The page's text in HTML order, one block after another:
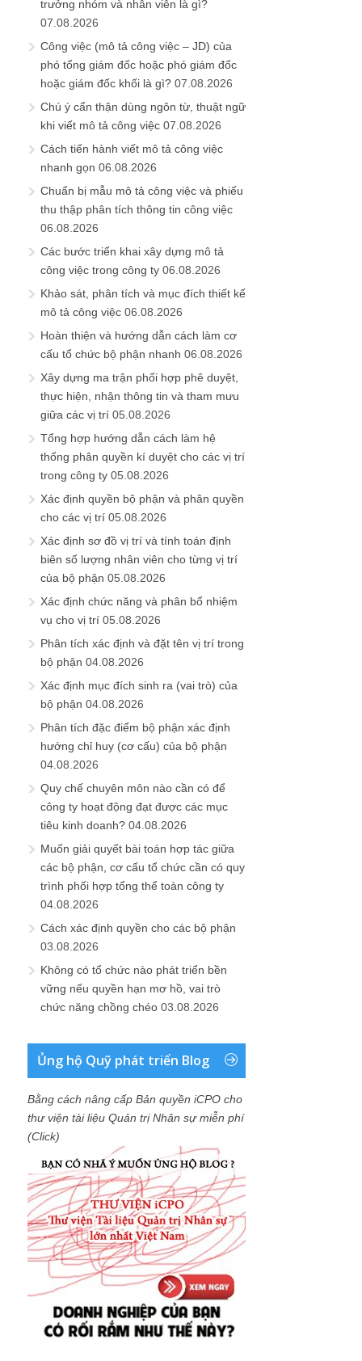
trưởng nhóm và nhân viên là gì?
07.08.2026
Công việc (mô tả công việc – JD) của
phó tổng giám đốc hoặc phó giám đốc
hoặc giám đốc khối là gì? 07.08.2026
Chú ý cẩn thận dùng ngôn từ, thuật ngữ
khi viết mô tả công việc 07.08.2026
Cách tiến hành viết mô tả công việc
nhanh gọn 06.08.2026
Chuẩn bị mẫu mô tả công việc và phiếu
thu thập phân tích thông tin công việc
06.08.2026
Các bước triển khai xây dựng mô tả
công việc trong công ty 06.08.2026
Khảo sát, phân tích và mục đích thiết kế
mô tả công việc 06.08.2026
Hoàn thiện và hướng dẫn cách làm cơ
cấu tổ chức bộ phận nhanh 06.08.2026
Xây dựng ma trận phối hợp phê duyệt,
thực hiện, nhận thông tin và tham mưu
giữa các vị trí 05.08.2026
Tổng hợp hướng dẫn cách làm hệ
thống phân quyền kí duyệt cho các vị trí
trong công ty 05.08.2026
Xác định quyền bộ phận và phân quyền
cho các vị trí 05.08.2026
Xác định sơ đồ vị trí và tính toán định
biên số lượng nhân viên cho từng vị trí
của bộ phận 05.08.2026
Xác định chức năng và phân bổ nhiệm
vụ cho vị trí 05.08.2026
Phân tích xác định và đặt tên vị trí trong
bộ phận 04.08.2026
Xác định mục đích sinh ra (vai trò) của
bộ phận 04.08.2026
Phân tích đặc điểm bộ phận xác định
hướng chỉ huy (cơ cấu) của bộ phận
04.08.2026
Quy chế chuyên môn nào cần có để
công ty hoạt động đạt được các mục
tiêu kinh doanh? 04.08.2026
Muốn giải quyết bài toán hợp tác giữa
các bộ phận, cơ cấu tổ chức cần có quy
trình phối hợp tổng thể toàn công ty
04.08.2026
Cách xác định quyền cho các bộ phận
03.08.2026
Không có tổ chức nào phát triển bền
vững nếu quyền hạn mơ hồ, vai trò
chức năng chồng chéo 03.08.2026
Ủng hộ Quỹ phát triển Blog
Bằng cách nâng cấp Bản quyền iCPO cho
thư viện tài liệu Quản trị Nhân sự miễn phí
(Click)